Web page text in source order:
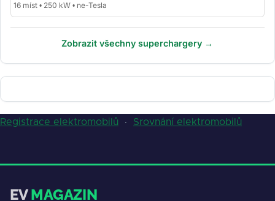
16 míst • 250 kW • ne-Tesla
Zobrazit všechny superchargery →
Registrace elektromobilů · Srovnání elektromobilů
EVMAGAZIN